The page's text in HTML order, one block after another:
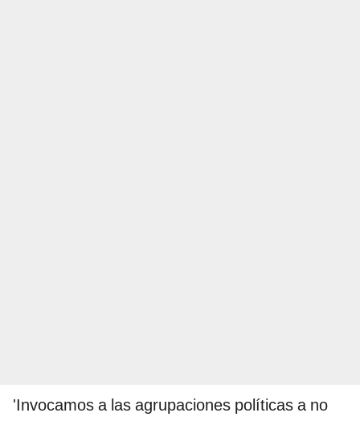
'Invocamos a las agrupaciones políticas a no